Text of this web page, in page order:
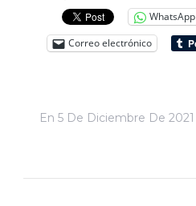
WhatsApp
Correo electrónico
En 5 De Diciembre De 2021